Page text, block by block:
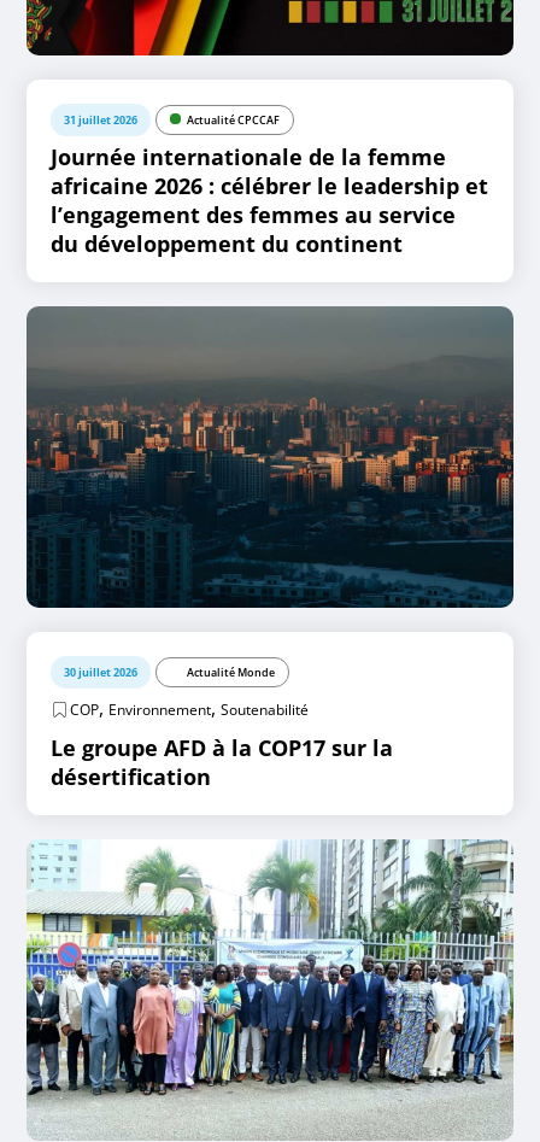
31 juillet 2026 Actualité CPCCAF
Journée internationale de la femme
africaine 2026 : célébrer le leadership et
l’engagement des femmes au service
du développement du continent
30 juillet 2026 Actualité Monde
COP, Environnement,Soutenabilité
Le groupe AFD à la COP17 sur la
désertification